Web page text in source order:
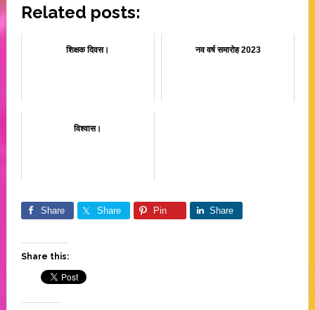
Related posts:
शिक्षक दिवस। नव वर्ष समारोह 2023
विश्वास।
Share Share Pin Share
Share this: